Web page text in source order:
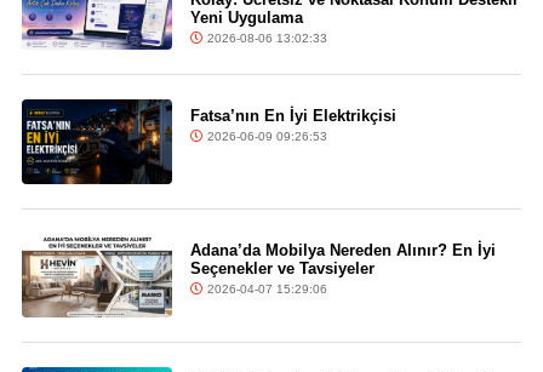
Yeni Uygulama
2026-08-06 13:02:33
Fatsa’nın En İyi Elektrikçisi
2026-06-09 09:26:53
Adana’da Mobilya Nereden Alınır? En İyi
Seçenekler ve Tavsiyeler
2026-04-07 15:29:06